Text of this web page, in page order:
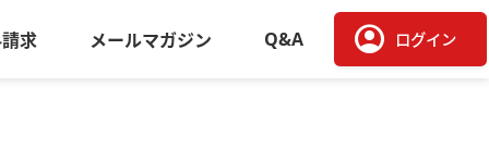
求 メールマガジン Q&A account_circle ログイン